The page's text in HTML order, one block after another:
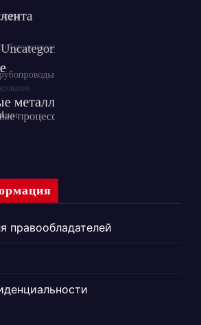
правообладателей